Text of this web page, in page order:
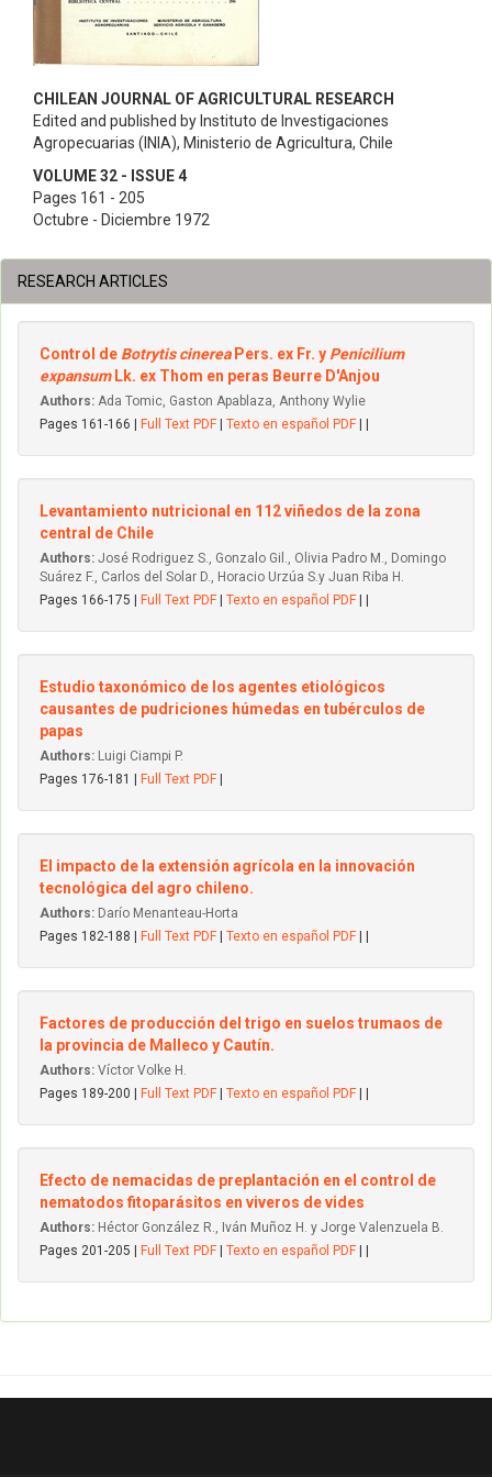
CHILEAN JOURNAL OF AGRICULTURAL RESEARCH
Edited and published by Instituto de Investigaciones
Agropecuarias (INIA), Ministerio de Agricultura, Chile
VOLUME 32 - ISSUE 4
Pages 161 - 205
Octubre - Diciembre 1972
RESEARCH ARTICLES
Control de Botrytis cinerea Pers. ex Fr. y Penicilium
expansum Lk. ex Thom en peras Beurre D'Anjou
Authors: Ada Tomic, Gaston Apablaza, Anthony Wylie
Pages 161-166 |
Full Text PDF Texto en español PDF
Levantamiento nutricional en 112 viñedos de la zona
central de Chile
Authors: José Rodriguez S., Gonzalo Gil., Olivia Padro M., Domingo
Suárez F., Carlos del Solar D., Horacio Urzúa S.y Juan Riba H.
Pages 166-175 |
Full Text PDF Texto en español PDF
Estudio taxonómico de los agentes etiológicos
causantes de pudriciones húmedas en tubérculos de
papas
Authors: Luigi Ciampi P.
Pages 176-181 |
Full Text PDF
El impacto de la extensión agrícola en la innovación
tecnológica del agro chileno.
Authors: Darío Menanteau-Horta
Pages 182-188 |
Full Text PDF Texto en español PDF
Factores de producción del trigo en suelos trumaos de
la provincia de Malleco y Cautín.
Authors: Víctor Volke H.
Pages 189-200 |
Full Text PDF Texto en español PDF
Efecto de nemacidas de preplantación en el control de
nematodos fitoparásitos en viveros de vides
Authors: Héctor González R., Iván Muñoz H. y Jorge Valenzuela B.
Pages 201-205 |
Full Text PDF Texto en español PDF